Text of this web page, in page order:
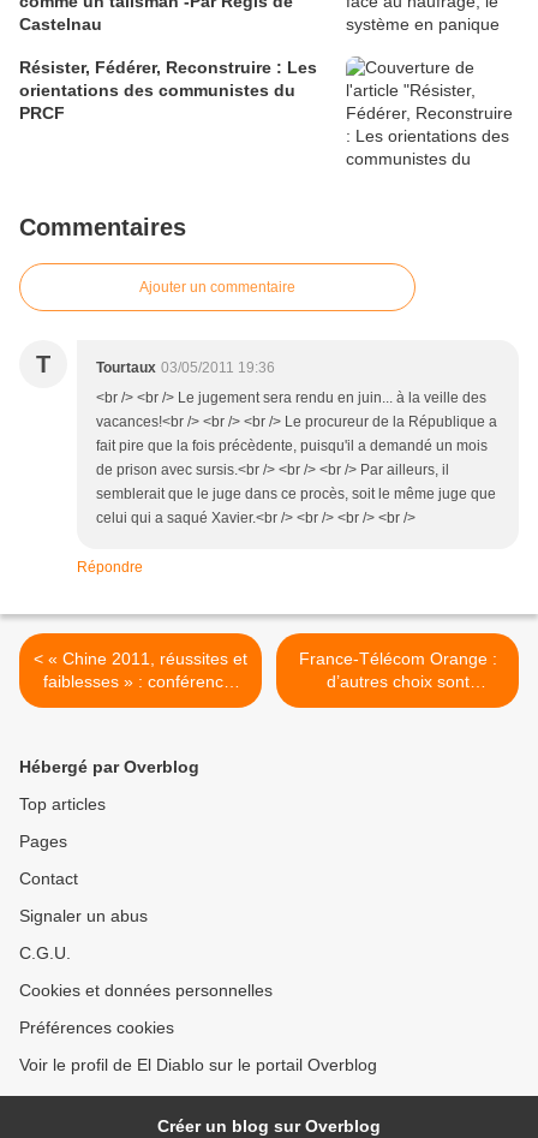
Castelnau
Résister, Fédérer, Reconstruire : Les
orientations des communistes du
PRCF
Commentaires
Ajouter un commentaire
T Tourtaux 03/05/2011 19:36
<br /> <br /> Le jugement sera rendu en juin... à la veille des
vacances!<br /> <br /> <br /> Le procureur de la République a
fait pire que la fois précèdente, puisqu'il a demandé un mois
de prison avec sursis.<br /> <br /> <br /> Par ailleurs, il
semblerait que le juge dans ce procès, soit le même juge que
celui qui a saqué Xavier.<br /> <br /> <br /> <br />
Répondre
< « Chine 2011, réussites et
faiblesses » : conférence-
débat le 13 mai 2011 à
France-Télécom Orange :
d’autres choix sont
possibles pour redonner du
Hébergé par Overblog
Top articles
Pages
Contact
Signaler un abus
C.G.U.
Cookies et données personnelles
Préférences cookies
Voir le profil de El Diablo sur le portail Overblog
Créer un blog sur Overblog